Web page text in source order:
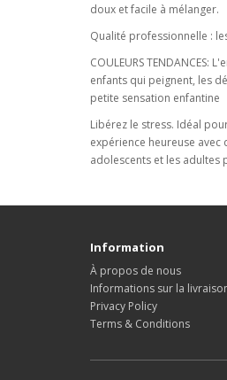
doux et facile à mélanger.
Qualité professionnelle :
COULEURS
enfants qui peignent, les
petite sensation enfantine
Libérez le stress. Idéal
expérience heureuse avec
adolescents et les adultes
Information
À propos de nous
Informations sur la
Privacy Policy
Terms & Conditions